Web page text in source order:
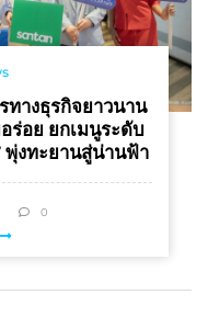
ทางธุรกิจยาวนาน
ร่อย ยกเมนูระดับ
พุ่งทะยานสู่น่านฟ้า
0